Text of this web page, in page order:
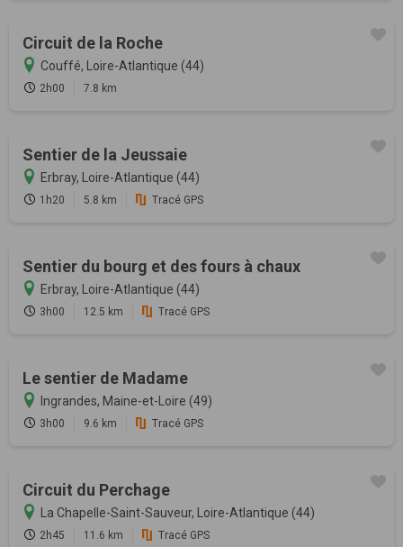
Circuit de la Roche
Couffé, Loire-Atlantique (44)
2h00 7.8 km
Sentier de la Jeussaie
Erbray, Loire-Atlantique (44)
1h20 5.8 km Tracé GPS
Sentier du bourg et des fours à chaux
Erbray, Loire-Atlantique (44)
3h00 12.5 km Tracé GPS
Le sentier de Madame
Ingrandes, Maine-et-Loire (49)
3h00 9.6 km Tracé GPS
Circuit du Perchage
La Chapelle-Saint-Sauveur, Loire-Atlantique (44)
2h45 11.6 km Tracé GPS